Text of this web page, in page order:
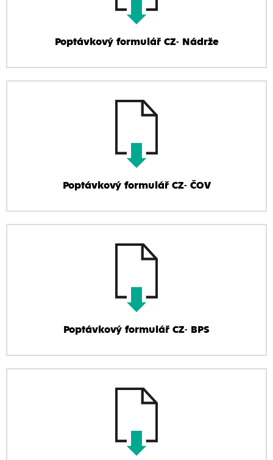
Poptávkový formulář CZ- Nádrže
Poptávkový formulář CZ- ČOV
Poptávkový formulář CZ- BPS